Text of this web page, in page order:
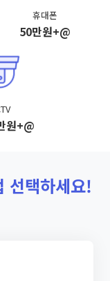
휴대폰
50만원+@
원+@
선택하세요!